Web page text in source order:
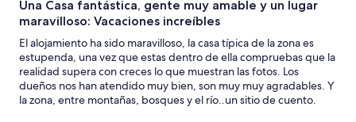
Una Casa fantástica, gente muy amable y un lugar
maravilloso: Vacaciones increíbles
El alojamiento ha sido maravilloso, la casa típica de la zona es
estupenda, una vez que estas dentro de ella compruebas que la
realidad supera con creces lo que muestran las fotos. Los
dueños nos han atendido muy bien, son muy muy agradables. Y
la zona, entre montañas, bosques y el río..un sitio de cuento.